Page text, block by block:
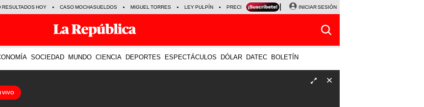
RESULTADOS HOY CASO MOCHASUELDOS MIGUEL TORRES LEY PULPÍN PRECIO DEL DÓLAR CORTE DE LUZ VIERNES 7 DE AGOSTO
INICIAR SESIÓN
SOCIEDAD MUNDO CIENCIA DEPORTES ESPECTÁCULOS DÓLAR DATEC BOLETÍN
VIVO